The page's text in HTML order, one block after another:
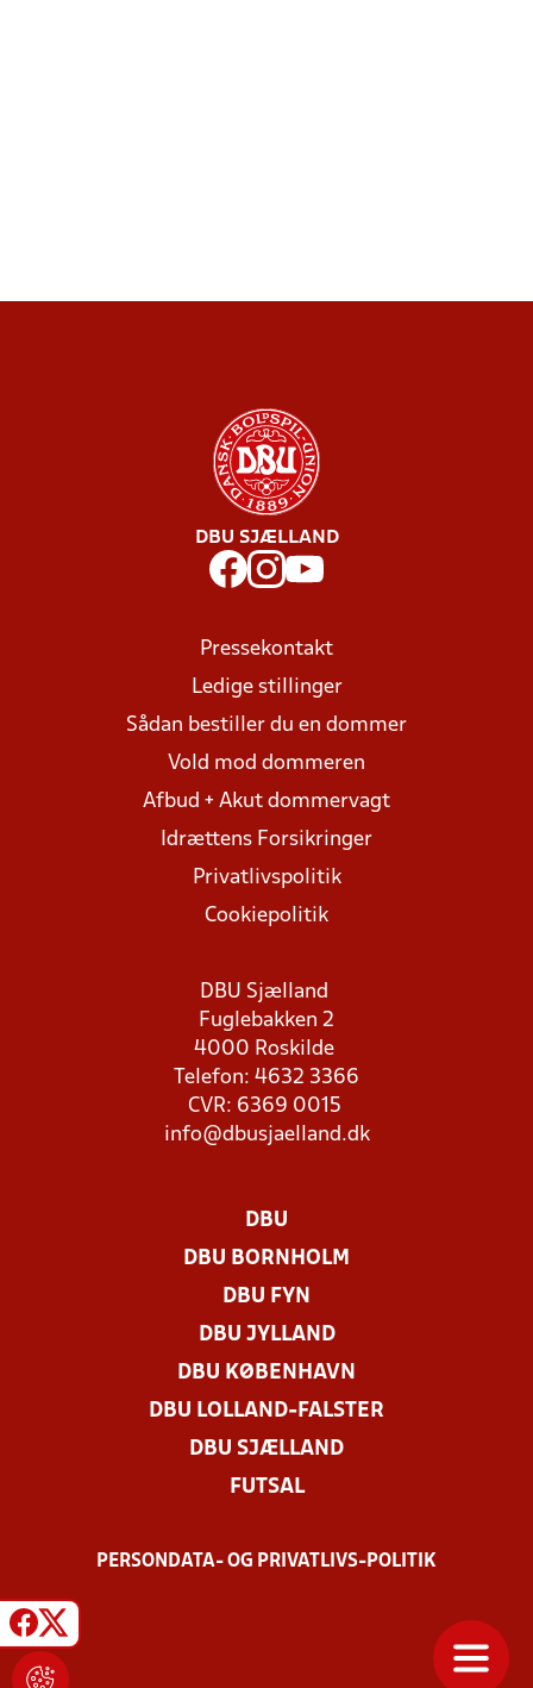
DBU SJÆLLAND
Pressekontakt
Ledige stillinger
Sådan bestiller du en dommer
Vold mod dommeren
Afbud + Akut dommervagt
Idrættens Forsikringer
Privatlivspolitik
Cookiepolitik
DBU Sjælland
Fuglebakken 2
4000 Roskilde
Telefon: 4632 3366
CVR: 6369 0015
info@dbusjaelland.dk
DBU
DBU BORNHOLM
DBU FYN
DBU JYLLAND
DBU KØBENHAVN
DBU LOLLAND-FALSTER
DBU SJÆLLAND
FUTSAL
PERSONDATA- OG PRIVATLIVS-POLITIK